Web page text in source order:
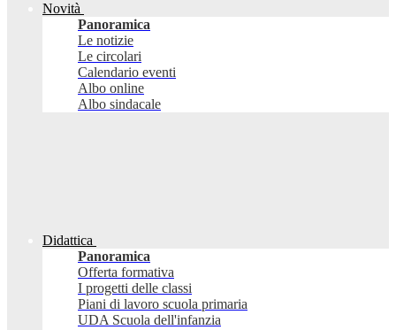
Novità
Panoramica
Le notizie
Le circolari
Calendario eventi
Albo online
Albo sindacale
Didattica
Panoramica
Offerta formativa
I progetti delle classi
Piani di lavoro scuola primaria
UDA Scuola dell'infanzia